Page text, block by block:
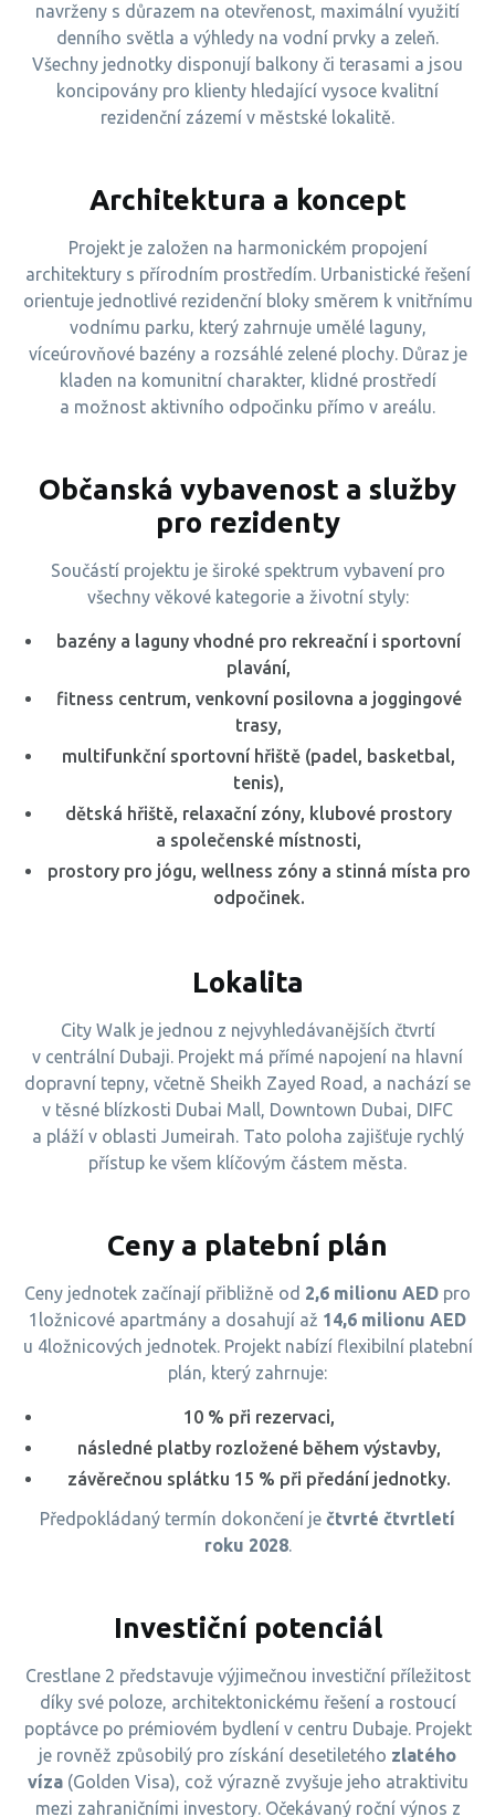
navrženy s důrazem na otevřenost, maximální využití
denního světla a výhledy na vodní prvky a zeleň.
Všechny jednotky disponují balkony či terasami a jsou
koncipovány pro klienty hledající vysoce kvalitní
rezidenční zázemí v městské lokalitě.
Architektura a koncept
Projekt je založen na harmonickém propojení
architektury s přírodním prostředím. Urbanistické řešení
orientuje jednotlivé rezidenční bloky směrem k vnitřnímu
vodnímu parku, který zahrnuje umělé laguny,
víceúrovňové bazény a rozsáhlé zelené plochy. Důraz je
kladen na komunitní charakter, klidné prostředí
a možnost aktivního odpočinku přímo v areálu.
Občanská vybavenost a služby
pro rezidenty
Součástí projektu je široké spektrum vybavení pro
všechny věkové kategorie a životní styly:
bazény a laguny vhodné pro rekreační i sportovní
plavání,
fitness centrum, venkovní posilovna a joggingové
trasy,
multifunkční sportovní hřiště (padel, basketbal,
tenis),
dětská hřiště, relaxační zóny, klubové prostory
a společenské místnosti,
prostory pro jógu, wellness zóny a stinná místa pro
odpočinek.
Lokalita
City Walk je jednou z nejvyhledávanějších čtvrtí
v centrální Dubaji. Projekt má přímé napojení na hlavní
dopravní tepny, včetně Sheikh Zayed Road, a nachází se
v těsné blízkosti Dubai Mall, Downtown Dubai, DIFC
a pláží v oblasti Jumeirah. Tato poloha zajišťuje rychlý
přístup ke všem klíčovým částem města.
Ceny a platební plán
Ceny jednotek začínají přibližně od 2,6 milionu AED pro
1ložnicové apartmány a dosahují až 14,6 milionu AED
u 4ložnicových jednotek. Projekt nabízí flexibilní platební
plán, který zahrnuje:
10 % při rezervaci,
následné platby rozložené během výstavby,
závěrečnou splátku 15 % při předání jednotky.
Předpokládaný termín dokončení je čtvrté čtvrtletí
roku 2028.
Investiční potenciál
Crestlane 2 představuje výjimečnou investiční příležitost
díky své poloze, architektonickému řešení a rostoucí
poptávce po prémiovém bydlení v centru Dubaje. Projekt
je rovněž způsobilý pro získání desetiletého zlatého
víza(Golden Visa), což výrazně zvyšuje jeho atraktivitu
mezi zahraničními investory. Očekávaný roční výnos z